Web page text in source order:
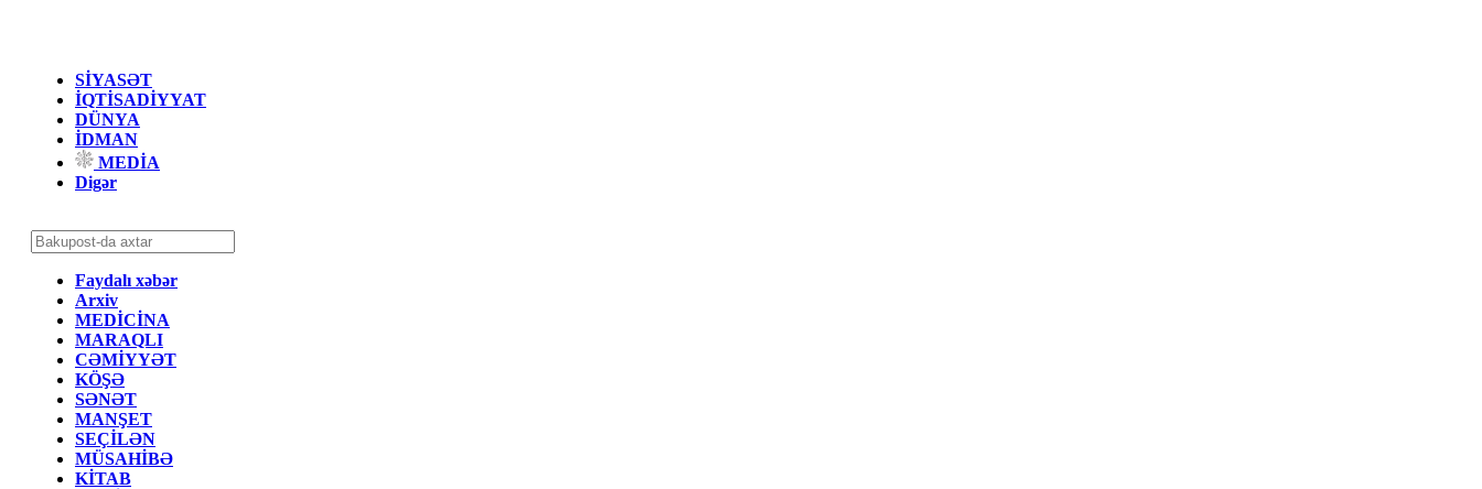
SİYASƏT
İQTİSADİYYAT
DÜNYA
İDMAN
MEDİA
Digər
Faydalı xəbər
Arxiv
MEDİCİNA
MARAQLI
CƏMİYYƏT
KÖŞƏ
SƏNƏT
MANŞET
SEÇİLƏN
MÜSAHİBƏ
KİTAB